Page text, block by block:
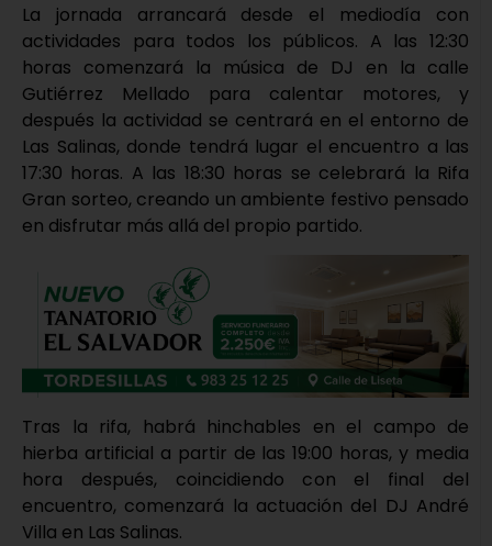
La jornada arrancará desde el mediodía con
actividades para todos los públicos. A las 12:30
horas comenzará la música de DJ en la calle
Gutiérrez Mellado para calentar motores, y
después la actividad se centrará en el entorno de
Las Salinas, donde tendrá lugar el encuentro a las
17:30 horas. A las 18:30 horas se celebrará la Rifa
Gran sorteo, creando un ambiente festivo pensado
en disfrutar más allá del propio partido.
Tras la rifa, habrá hinchables en el campo de
hierba artificial a partir de las 19:00 horas, y media
hora después, coincidiendo con el final del
encuentro, comenzará la actuación del DJ André
Villa en Las Salinas.